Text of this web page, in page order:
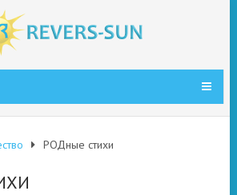
РОДные стихи